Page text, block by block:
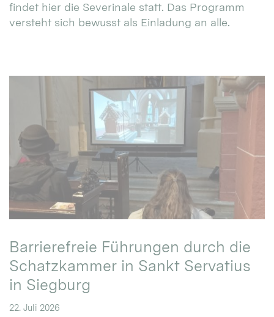
findet hier die Severinale statt. Das Programm
versteht sich bewusst als Einladung an alle.
Barrierefreie Führungen durch die
Schatzkammer in Sankt Servatius
in Siegburg
22. Juli 2026